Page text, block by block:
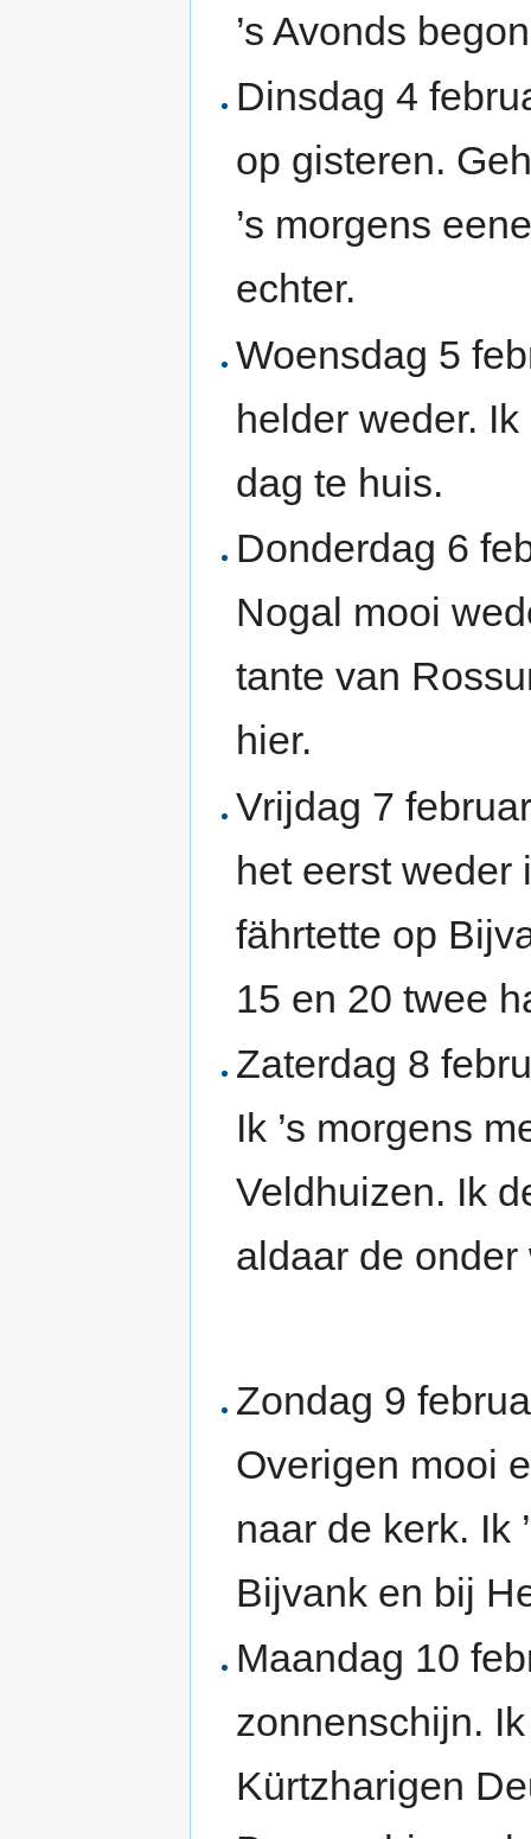
’s Avonds
Dinsdag 4
op gisteren.
’s morgens
echter.
Woensdag 5
helder weder.
dag te huis.
Donderdag 6
Nogal mooi
tante van
hier.
Vrijdag 7
het eerst weder
fährtette op
15 en 20 twee
Zaterdag 8
Ik ’s morgens
Veldhuizen. Ik
aldaar de
Zondag 9
Overigen mooi
naar de kerk. Ik
Bijvank en bij
Maandag 10
zonnenschijn.
Kürtzharigen